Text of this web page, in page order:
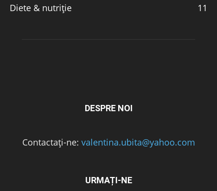
Diete & nutriție
11
DESPRE NOI
Contactați-ne: valentina.ubita@yahoo.com
URMAȚI-NE